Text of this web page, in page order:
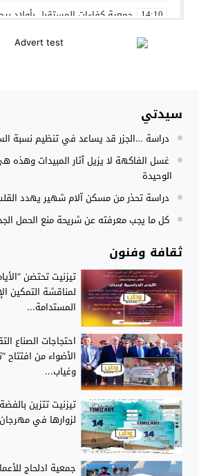
14:10 جمعية كفاءات المستقبل بأولاد
12:01 المنتخب المغربي داخل القاعة
22:08
15:54 مجلس الحكومة يصادق على
سيدتي
دراسة …الجزر قد يساعد في تنظيم نسبة
غسل الفاكهة لا يزيل آثار المبيدات وهذه
الوحيدة
دراسة تحذر من مسكن آلام شهير يهدد
كل ما يجب معرفته عن شريحة منع الحمل
ثقافة وفنون
تيزنيت تحتضن
لمناقشة التمكين
المستدامة...
احتجاجات الصناع
وغياب...
تيزنيت تتزين
لزوارها في مهرجان
جمعية ادلحاج